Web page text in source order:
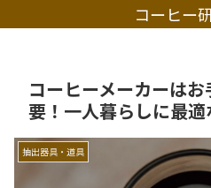
コーヒー
コーヒーメーカーは
要！一人暮らしに最
抽出器具・道具